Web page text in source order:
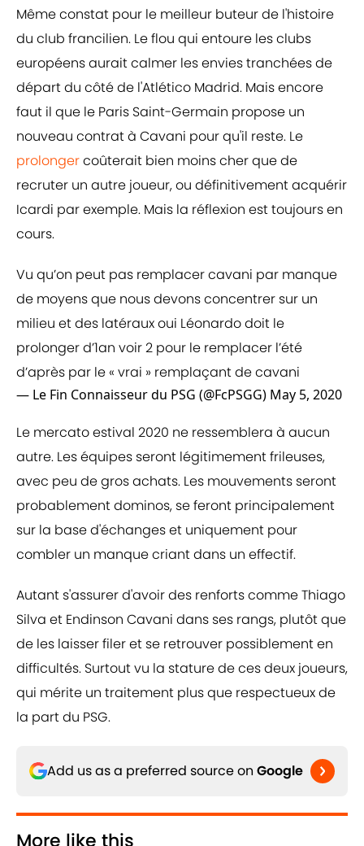
Même constat pour le meilleur buteur de l'histoire
du club francilien. Le flou qui entoure les clubs
européens aurait calmer les envies tranchées de
départ du côté de l'Atlético Madrid. Mais encore
faut il que le Paris Saint-Germain propose un
nouveau contrat à Cavani pour qu'il reste. Le
prolongercoûterait bien moins cher que de
recruter un autre joueur, ou définitivement acquérir
Icardi par exemple. Mais la réflexion est toujours en
cours.
Vu qu’on peut pas remplacer cavani par manque
de moyens que nous devons concentrer sur un
milieu et des latéraux oui Léonardo doit le
prolonger d’1an voir 2 pour le remplacer l’été
d’après par le « vrai » remplaçant de cavani
— Le Fin Connaisseur du PSG (@FcPSGG) May 5, 2020
Le mercato estival 2020 ne ressemblera à aucun
autre. Les équipes seront légitimement frileuses,
avec peu de gros achats. Les mouvements seront
probablement dominos, se feront principalement
sur la base d'échanges et uniquement pour
combler un manque criant dans un effectif.
Autant s'assurer d'avoir des renforts comme Thiago
Silva et Endinson Cavani dans ses rangs, plutôt que
de les laisser filer et se retrouver possiblement en
difficultés. Surtout vu la stature de ces deux joueurs,
qui mérite un traitement plus que respectueux de
la part du PSG.
Add us as a preferred source on Google
More like this